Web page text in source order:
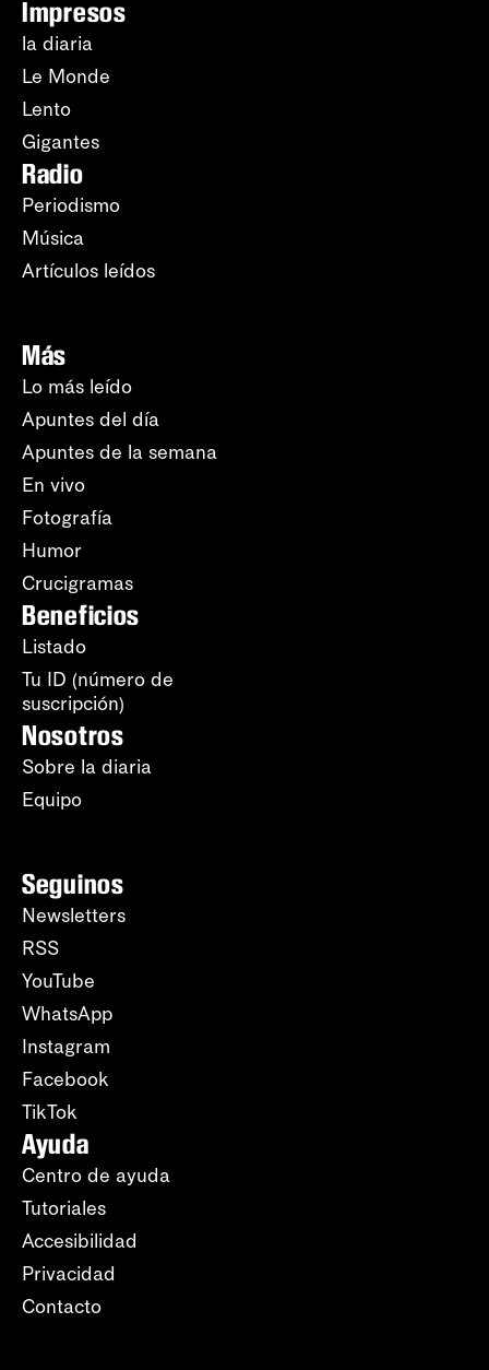
Impresos
la diaria
Le Monde
Lento
Gigantes
Radio
Periodismo
Música
Artículos leídos
Más
Lo más leído
Apuntes del día
Apuntes de la semana
En vivo
Fotografía
Humor
Crucigramas
Beneficios
Listado
Tu ID (número de
suscripción)
Nosotros
Sobre la diaria
Equipo
Seguinos
Newsletters
RSS
YouTube
WhatsApp
Instagram
Facebook
TikTok
Ayuda
Centro de ayuda
Tutoriales
Accesibilidad
Privacidad
Contacto